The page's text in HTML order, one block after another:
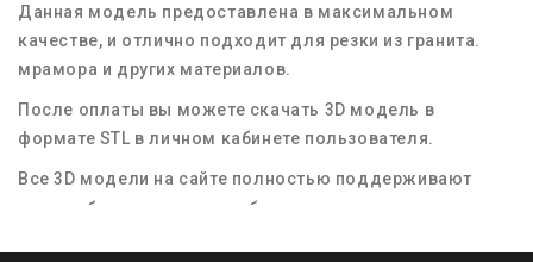
Данная модель предоставлена в максимальном
качестве, и отлично подходит для резки из гранита.
мрамора и других материалов.
После оплаты вы можете скачать 3D модель в
формате STL в личном кабинете пользователя.
Все 3D модели на сайте полностью поддерживают
масштабирование для любых размеров заготовок